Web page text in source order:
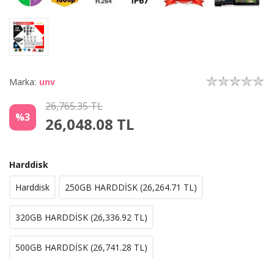
Marka: unv
%3
26,765.35 TL
26,048.08 TL
Harddisk
Harddisk
250GB HARDDİSK (26,264.71 TL)
320GB HARDDİSK (26,336.92 TL)
500GB HARDDİSK (26,741.28 TL)